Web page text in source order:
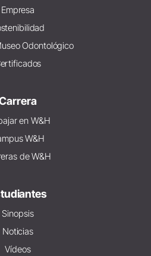
Empresa
Odontológico
en W&H
W&H
de W&H
Sinopsis
Noticias
Vídeos